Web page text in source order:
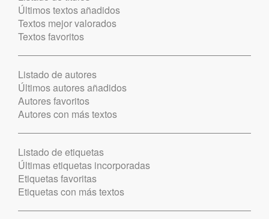
Últimos textos añadidos
Textos mejor valorados
Textos favoritos
Listado de autores
Últimos autores añadidos
Autores favoritos
Autores con más textos
Listado de etiquetas
Últimas etiquetas incorporadas
Etiquetas favoritas
Etiquetas con más textos